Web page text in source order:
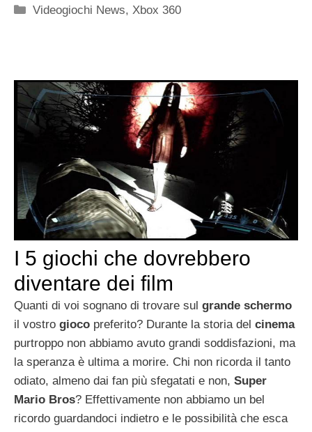
Categorie
Videogiochi News,Xbox 360
I 5 giochi che dovrebbero
diventare dei film
Quanti di voi sognano di trovare sul grande schermo
il vostro gioco preferito? Durante la storia del cinema
purtroppo non abbiamo avuto grandi soddisfazioni, ma
la speranza è ultima a morire. Chi non ricorda il tanto
odiato, almeno dai fan più sfegatati e non, Super
Mario Bros? Effettivamente non abbiamo un bel
ricordo guardandoci indietro e le possibilità che esca